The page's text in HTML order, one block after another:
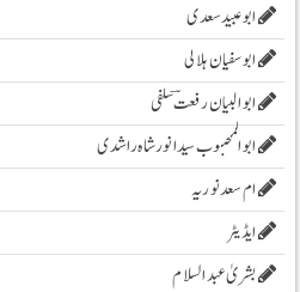
ابوعبید سعدی
ابو سفیان ہلالی
ابوالبیان رفعت ؔسلفی
ابوالمحبوب سیدانورشاہ راشدی
ام سعدنوریہ
ایڈیٹر
بشریٰ عبد السلام